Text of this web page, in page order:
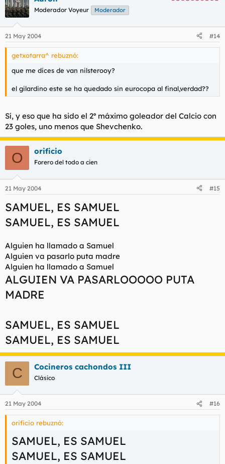
Moderador Voyeur Moderador
21 May 2004 #14
getxotarra^ rebuznó:
que me dices de van nilsterooy?
el gilardino este se ha quedado sin eurocopa al final,verdad??
Sí, y eso que ha sido el 2º máximo goleador del Calcio con
23 goles, uno menos que Shevchenko.
O orificio
Forero del todo a cien
21 May 2004 #15
SAMUEL, ES SAMUEL
SAMUEL, ES SAMUEL
Alguien ha llamado a Samuel
Alguien va pasarlo puta madre
Alguien ha llamado a Samuel
ALGUIEN VA PASARLOOOOO PUTA
MADRE
SAMUEL, ES SAMUEL
SAMUEL, ES SAMUEL
C Cocineros cachondos III
Clásico
21 May 2004 #16
orificio rebuznó:
SAMUEL, ES SAMUEL
SAMUEL, ES SAMUEL